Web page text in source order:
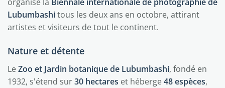
Lubumbashitous les deux ans en octobre, attirant
artistes et visiteurs de tout le continent.
Nature et détente
LeZoo et Jardin botanique de Lubumbashi, fondé en
1932, s'étend sur30 hectares et héberge48 espèces,